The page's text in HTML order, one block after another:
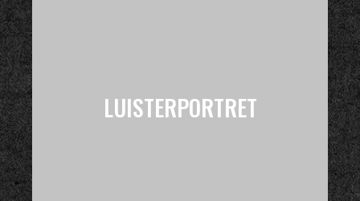
LUISTERPORTRET